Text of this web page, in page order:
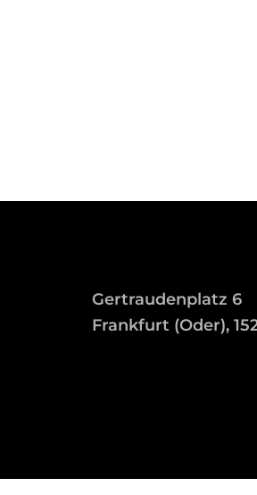
Gertraudenplatz 6
Frankfurt (Oder),